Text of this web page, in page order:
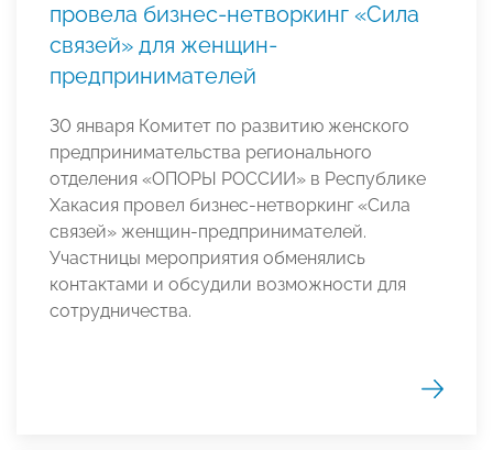
провела бизнес-нетворкинг «Сила
связей» для женщин-
предпринимателей
30 января Комитет по развитию женского
предпринимательства регионального
отделения «ОПОРЫ РОССИИ» в Республике
Хакасия провел бизнес-нетворкинг «Сила
связей» женщин-предпринимателей.
Участницы мероприятия обменялись
контактами и обсудили возможности для
сотрудничества.